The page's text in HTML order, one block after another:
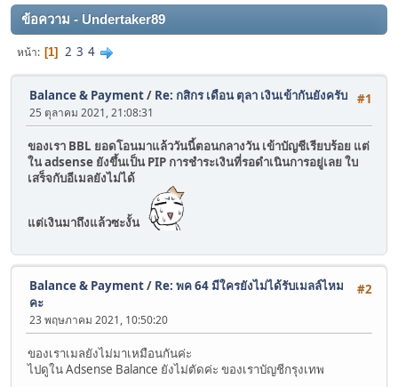
ข้อความ - Undertaker89
หน้า 1 2 3 4
#1
Balance & Payment/ Re: กสิกร เดือน ตุลา เงินเข้ากันยังครับ
25 ตุลาคม 2021, 21:08:31
ของเรา BBL ยอดโอนมาแล้ววันนี้ตอนกลางวัน เข้าบัญชีเรียบร้อย แต่
ใน adsense ยังขึ้นเป็น PIP การชำระเงินที่รอดำเนินการอยู่เลย ใบ
เสร็จกับอีเมลยังไม่ได้
แต่เงินมาถึงแล้วซะงั้น
#2
Balance & Payment/ Re: พค 64 มีใครยังไม่ได้รับเมลล์ไหม
คะ
23 พฤษภาคม 2021, 10:50:20
ของเราเมลยังไม่มาเหมือนกันค่ะ
ไปดูใน Adsense Balance ยังไม่ตัดค่ะ ของเราบัญชีกรุงเทพ